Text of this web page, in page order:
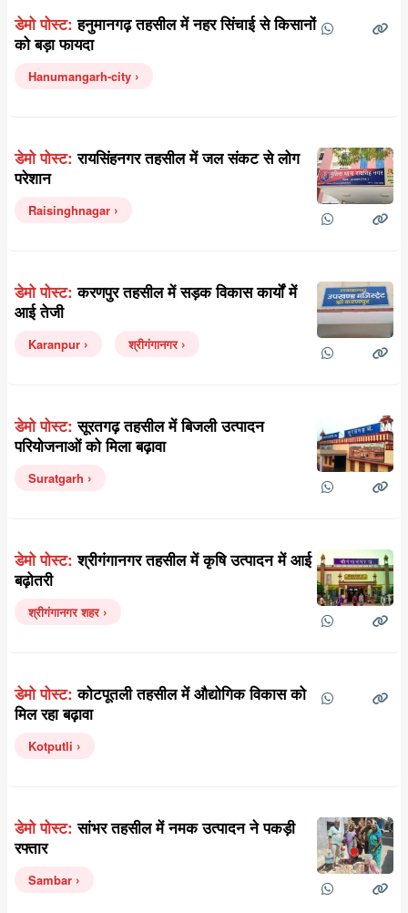
डेमो पोस्ट: हनुमानगढ़ तहसील में नहर सिंचाई से किसानों
को बड़ा फायदा
Hanumangarh-city
डेमो पोस्ट: रायसिंहनगर तहसील में जल संकट से लोग
परेशान
Raisinghnagar
डेमो पोस्ट: करणपुर तहसील में सड़क विकास कार्यों में
आई तेजी
Karanpur श्रीगंगानगर
डेमो पोस्ट: सूरतगढ़ तहसील में बिजली उत्पादन
परियोजनाओं को मिला बढ़ावा
Suratgarh
डेमो पोस्ट: श्रीगंगानगर तहसील में कृषि उत्पादन में आई
बढ़ोतरी
श्रीगंगानगर शहर
डेमो पोस्ट: कोटपूतली तहसील में औद्योगिक विकास को
मिल रहा बढ़ावा
Kotputli
डेमो पोस्ट: सांभर तहसील में नमक उत्पादन ने पकड़ी
रफ्तार
Sambar